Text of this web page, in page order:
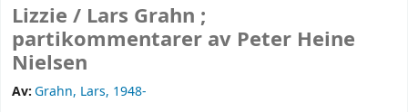
Lizzie / Lars Grahn ;
partikommentarer av Peter Heine
Nielsen
Av:Grahn, Lars, 1948-